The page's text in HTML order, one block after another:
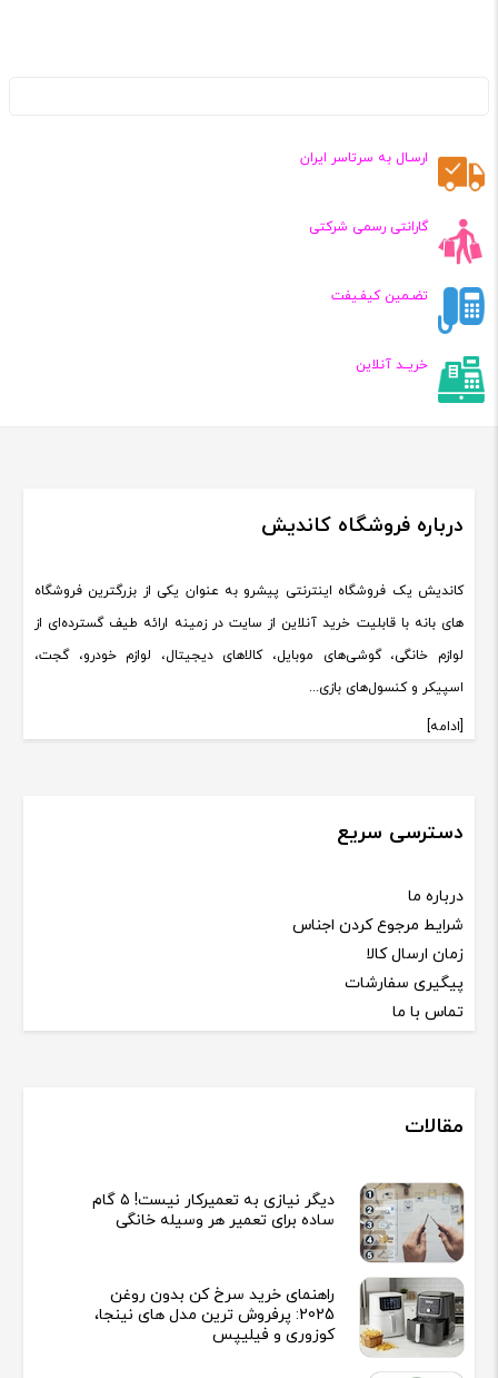
ارسـال به سرتاسر ایران
گارانتی رسمی شرکتی
تضـمین کیفـیفت
خریــد آنلاین
درباره فروشگاه کاندیش
کاندیش یک فروشگاه اینترنتی پیشرو به عنوان یکی از بزرگترین فروشگاه
های بانه با قابلیت خرید آنلاین از سایت در زمینه ارائه طیف گسترده‌ای از
لوازم خانگی، گوشی‌های موبایل، کالاهای دیجیتال، لوازم خودرو، گجت،
اسپیکر و کنسول‌های بازی...
[ادامه]
دسترسی سریع
درباره ما
شرایط مرجوع کردن اجناس
زمان ارسال کالا
پیگیری سفارشات
تماس با ما
مقالات
دیگر نیازی به تعمیرکار نیست! ۵ گام
ساده برای تعمیر هر وسیله خانگی
راهنمای خرید سرخ کن بدون روغن
2025: پرفروش ترین مدل های نینجا،
کوزوری و فیلیپس